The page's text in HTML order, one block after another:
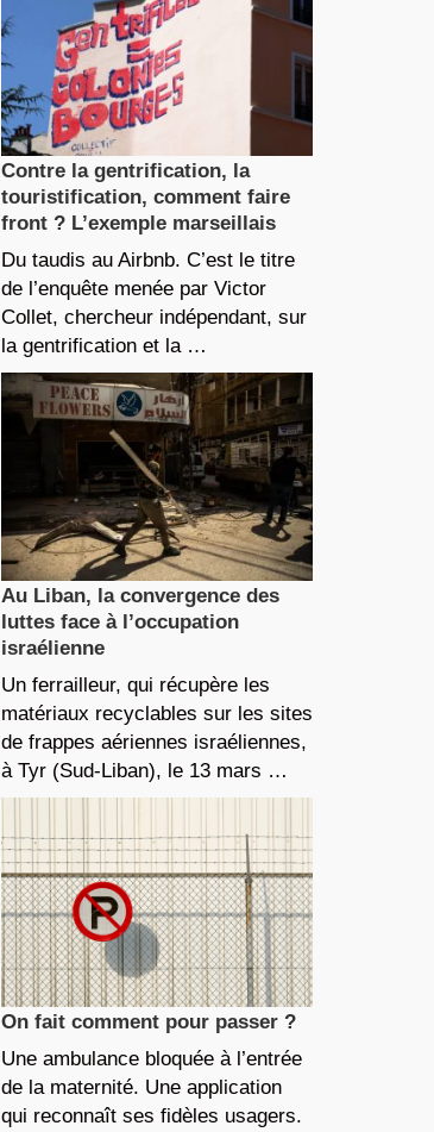
Contre la gentrification, la
touristification, comment faire
front ? L’exemple marseillais
Du taudis au Airbnb. C’est le titre
de l’enquête menée par Victor
Collet, chercheur indépendant, sur
la gentrification et la …
Au Liban, la convergence des
luttes face à l’occupation
israélienne
Un ferrailleur, qui récupère les
matériaux recyclables sur les sites
de frappes aériennes israéliennes,
à Tyr (Sud-Liban), le 13 mars …
On fait comment pour passer ?
Une ambulance bloquée à l’entrée
de la maternité. Une application
qui reconnaît ses fidèles usagers.